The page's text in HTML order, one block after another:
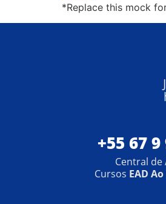
*Replace this mock
+55 67
Central
Cursos EAD